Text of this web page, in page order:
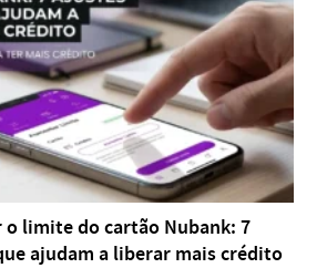
o limite do cartão Nubank: 7
ajudam a liberar mais crédito